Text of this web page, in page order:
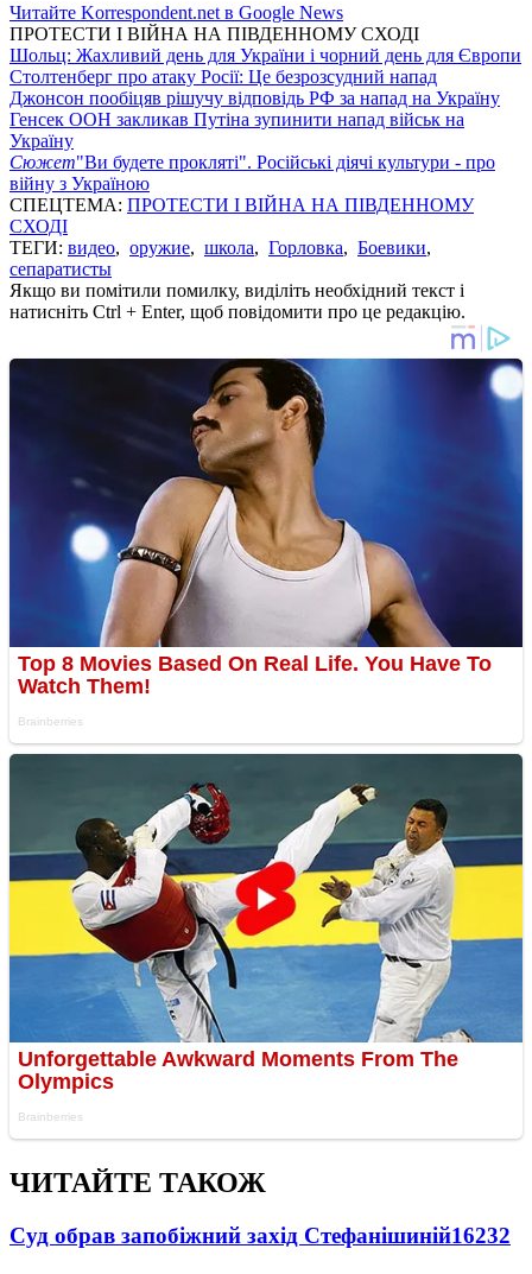
Читайте Korrespondent.net в Google News
ПРОТЕСТИ І ВІЙНА НА ПІВДЕННОМУ СХОДІ
Шольц: Жахливий день для України і чорний день для Європи
Столтенберг про атаку Росії: Це безрозсудний напад
Джонсон пообіцяв рішучу відповідь РФ за напад на Україну
Генсек ООН закликав Путіна зупинити напад військ на
Україну
Сюжет"Ви будете прокляті". Російські діячі культури - про
війну з Україною
СПЕЦТЕМА: ПРОТЕСТИ І ВІЙНА НА ПІВДЕННОМУ
СХОДІ
ТЕГИ: видео, оружие, школа, Горловка, Боевики,
сепаратисты
Якщо ви помітили помилку, виділіть необхідний текст і
натисніть Ctrl + Enter, щоб повідомити про це редакцію.
ЧИТАЙТЕ ТАКОЖ
Суд обрав запобіжний захід Стефанішиній16232